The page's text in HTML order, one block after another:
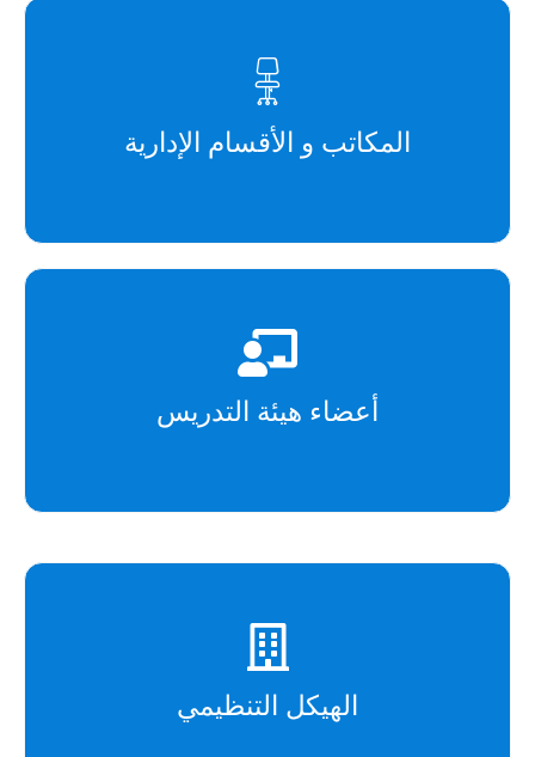
المكاتب و الأقسام الإدارية
أعضاء هيئة التدريس
الهيكل التنظيمي